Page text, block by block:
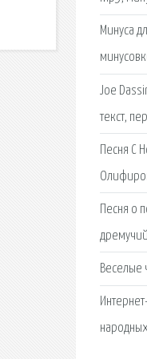
Минуса
Joe
текст,
Песня С
Песня о
Веселые